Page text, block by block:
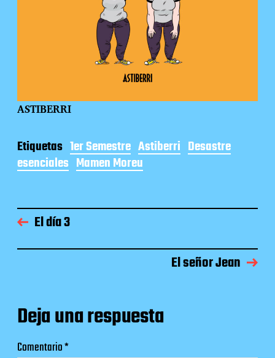
ASTIBERRI
Etiquetas 1er Semestre Astiberri Desastre
esenciales Mamen Moreu
El día 3
El señor Jean
Deja una respuesta
Comentario*